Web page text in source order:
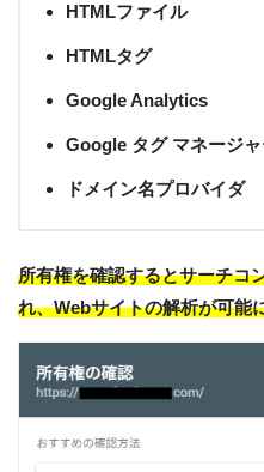
HTMLファイル
HTMLタグ
Google Analytics
Google タグ マネージ
ドメイン名プロバイダ
所有権を確認するとサーチコ
れ、Webサイトの解析が可能